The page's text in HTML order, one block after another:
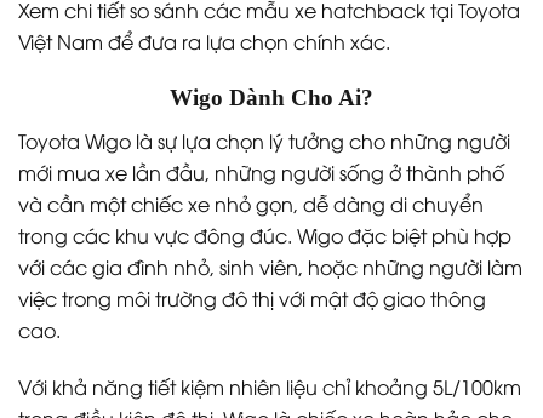
Xem chi tiết so sánh các mẫu xe hatchback tại Toyota
Việt Nam để đưa ra lựa chọn chính xác.
Wigo Dành Cho Ai?
Toyota Wigo là sự lựa chọn lý tưởng cho những người
mới mua xe lần đầu, những người sống ở thành phố
và cần một chiếc xe nhỏ gọn, dễ dàng di chuyển
trong các khu vực đông đúc. Wigo đặc biệt phù hợp
với các gia đình nhỏ, sinh viên, hoặc những người làm
việc trong môi trường đô thị với mật độ giao thông
cao.
Với khả năng tiết kiệm nhiên liệu chỉ khoảng 5L/100km